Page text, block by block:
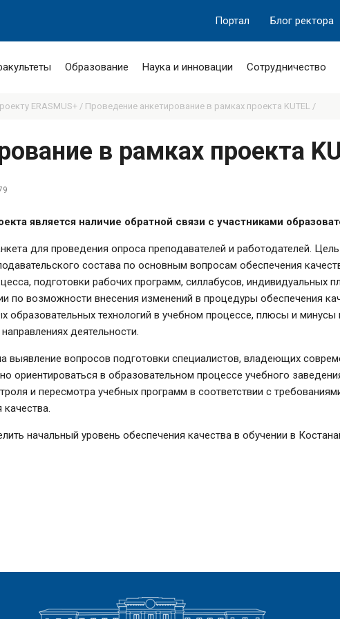
Блог ректора
Портал
Образование Наука и инновации Сотрудничество
ERASMUS+ / Проведение анкетирование в рамках проекта KUTEL /
в рамках проекта
является наличие обратной связи с участниками
для проведения опроса преподавателей и работодателей.
состава по основным вопросам обеспечения
подготовки рабочих программ, силлабусов, индивидуальных
по возможности внесения изменений в процедуры обеспечения
образовательных технологий в учебном процессе, плюсы и
деятельности.
выявление вопросов подготовки специалистов, владеющих
ориентироваться в образовательном процессе учебного
и пересмотра учебных программ в соответствии с
начальный уровень обеспечения качества в обучении в